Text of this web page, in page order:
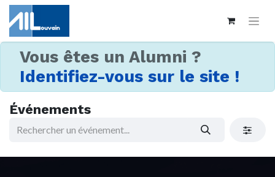
Vous êtes un Alumni ?
Identifiez-vous sur le site !
Événements